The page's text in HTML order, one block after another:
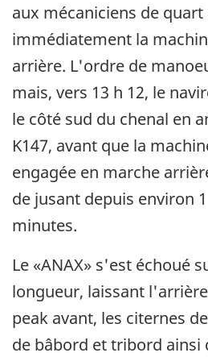
aux mécaniciens de
immédiatement la
arrière. L'ordre de
mais, vers 13 h 12, le
le côté sud du chenal en
K147, avant que la
engagée en marche
de jusant depuis environ
minutes.
Le «ANAX» s'est échoué
longueur, laissant
peak avant, les citernes
de bâbord et tribord ainsi